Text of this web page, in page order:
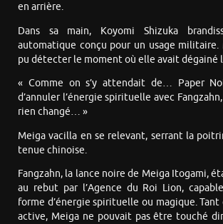
en arrière.
Dans sa main, Koyomi Shizuka
automatique conçu pour un usage militaire.
pu détecter le moment où elle avait dégainé
« Comme on s’y attendait de… Paper
d’annuler l’énergie spirituelle avec
rien changé… »
Meiga vacilla en se relevant, serrant la
tenue chinoise.
Fangzahn, la lance noire de Meiga Itogami,
au rebut par l’Agence du Roi Lion,
forme d’énergie spirituelle ou magique.
active, Meiga ne pouvait pas être touché